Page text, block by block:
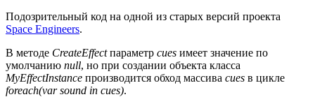
Подозрительный код на одной из старых версий проекта
Space Engineers.
В методе CreateEffectпараметр cues имеет значение по
умолчанию null, но при создании объекта класса
MyEffectInstance производится обход массива cues в цикле
foreach(var sound in cues).